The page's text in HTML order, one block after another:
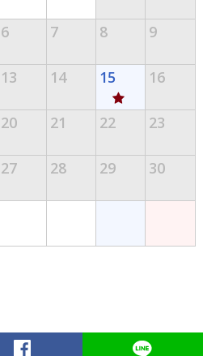
6 7 8 9
13 14 15 16
20 21 22 23
27 28 29 30